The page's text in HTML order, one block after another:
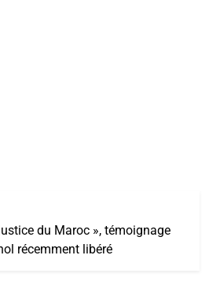
du Maroc », témoignage
récemment libéré